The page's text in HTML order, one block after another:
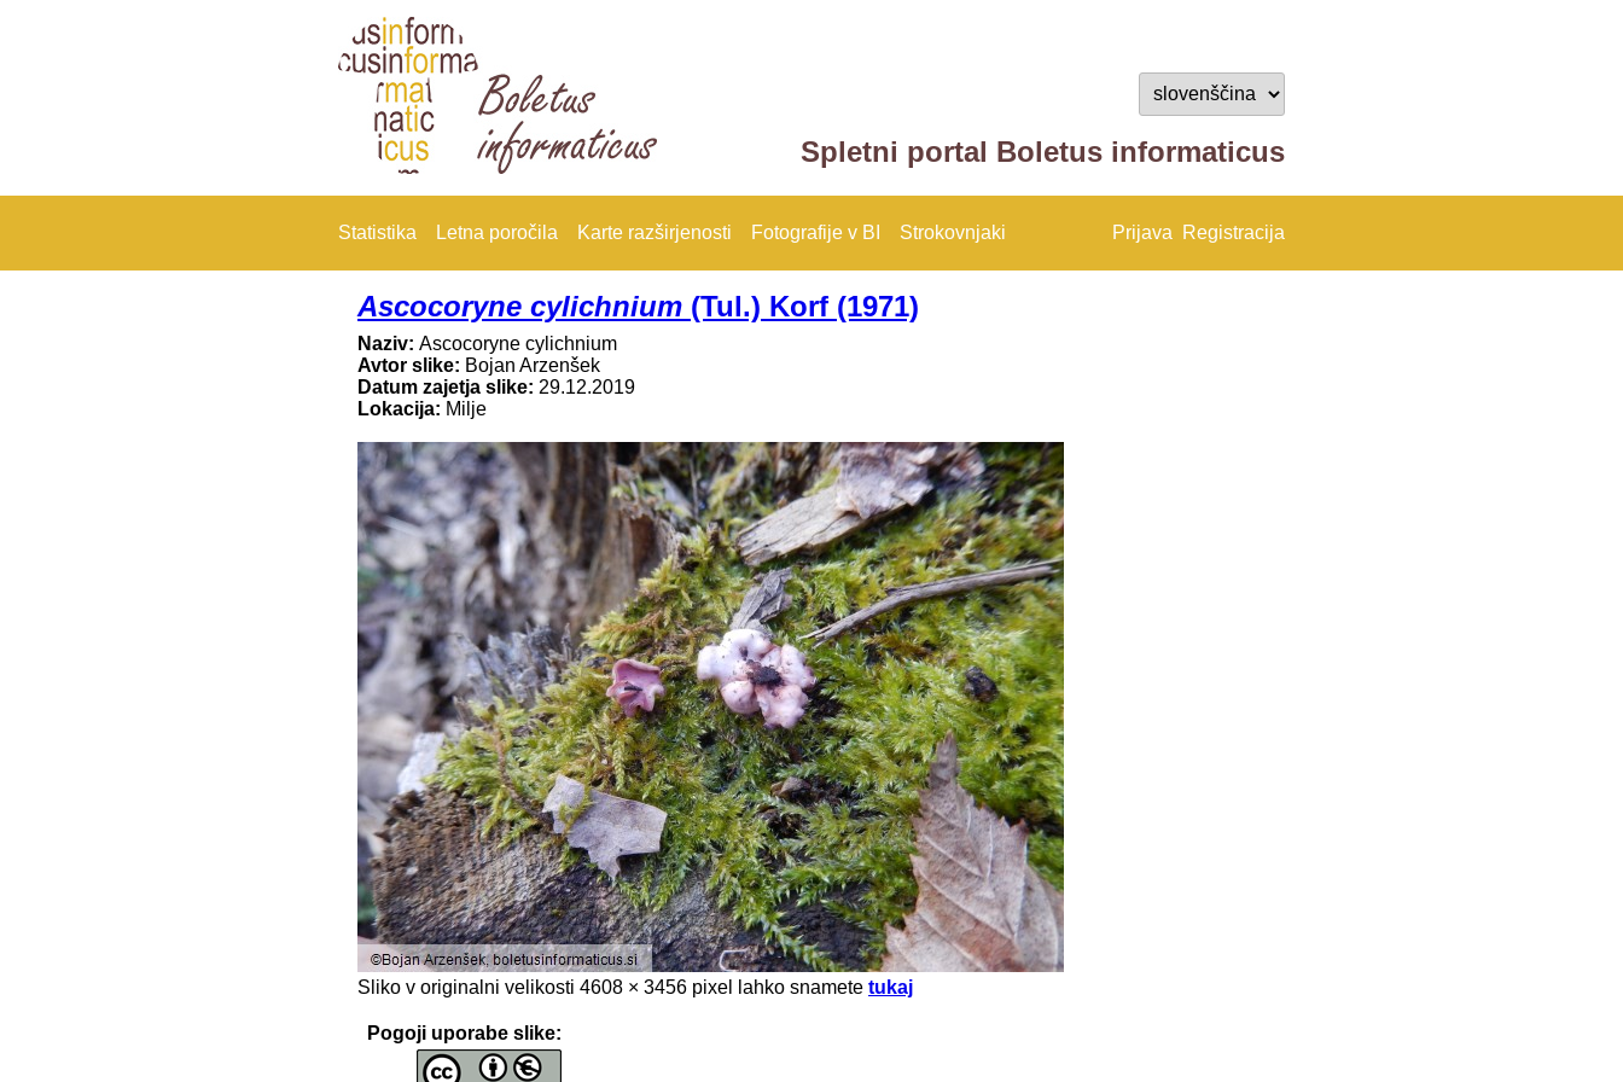
Spletni portal Boletus informaticus
Statistika Letna poročila Karte razširjenosti Fotografije v BI Strokovnjaki Prijava Registracija
Ascocoryne cylichnium (Tul.) Korf (1971)
Naziv: Ascocoryne cylichnium
Avtor slike: Bojan Arzenšek
Datum zajetja slike: 29.12.2019
Lokacija: Milje
Sliko v originalni velikosti 4608 × 3456 pixel lahko snamete tukaj
Pogoji uporabe slike: